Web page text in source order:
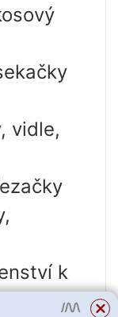
vidle,
k